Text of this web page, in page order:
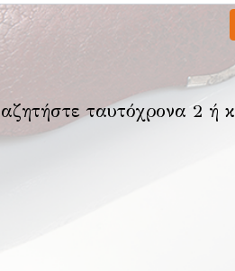
ταυτόχρονα 2 ή